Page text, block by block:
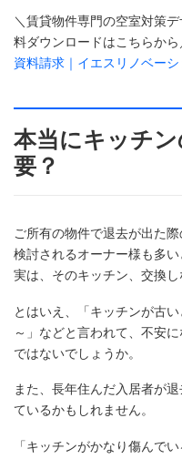
＼賃貸物件専門の空室対策
料ダウンロードはこちらから
資料請求｜イエスリノベーシ
本当にキッチ
要？
ご所有の物件で退去が出た
検討されるオーナー様も多い
実は、そのキッチン、交換
とはいえ、「キッチンが古
～」などと言われて、不安
ではないでしょうか。
また、長年住んだ入居者が
ているかもしれません。
「キッチンがかなり傷んで